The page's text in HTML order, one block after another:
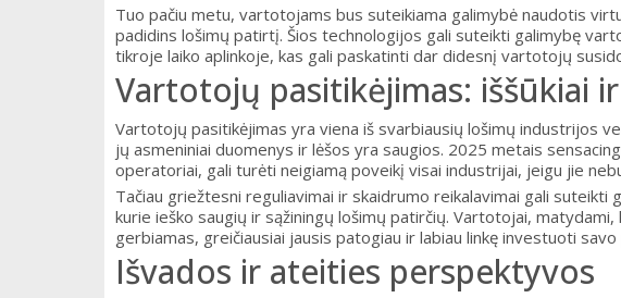
Tuo pačiu metu, vartotojams bus suteikiama galimybė naudotis
padidins lošimų patirtį. Šios technologijos gali suteikti galimybę
tikroje laiko aplinkoje, kas gali paskatinti dar didesnį vartotojų
Vartotojų pasitikėjimas: iššūkiai
Vartotojų pasitikėjimas yra viena iš svarbiausių lošimų industrijos
jų asmeniniai duomenys ir lėšos yra saugios. 2025 metais
operatoriai, gali turėti neigiamą poveikį visai industrijai, jeigu jie
Tačiau griežtesni reguliavimai ir skaidrumo reikalavimai gali
kurie ieško saugių ir sąžiningų lošimų patirčių. Vartotojai,
gerbiamas, greičiausiai jausis patogiau ir labiau linkę investuoti savo
Išvados ir ateities perspektyvos